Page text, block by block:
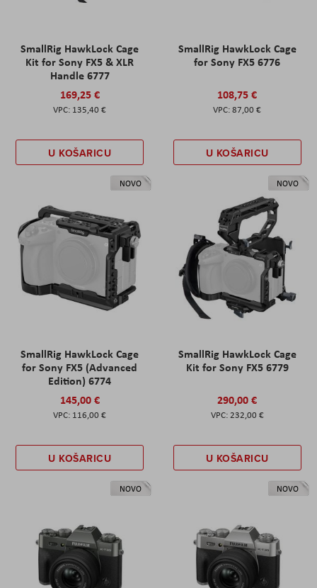
SmallRig HawkLock Cage
Kit for Sony FX5 & XLR
Handle 6777
169,25 €
135,40 €
U KOŠARICU
SmallRig HawkLock Cage
for Sony FX5 6776
108,75 €
87,00 €
U KOŠARICU
NOVO
SmallRig HawkLock Cage
for Sony FX5 (Advanced
Edition) 6774
145,00 €
116,00 €
U KOŠARICU
NOVO
SmallRig HawkLock Cage
Kit for Sony FX5 6779
290,00 €
232,00 €
U KOŠARICU
NOVO NOVO